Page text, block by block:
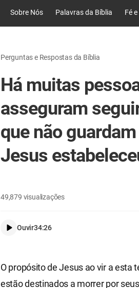
Sobre Nós Palavras da Bíblia Fé
Perguntas e Respostas da Bíblia
Há muitas
asseguram
que não
Jesus
49,879 visualizações
Ouvir34:26
O propósito de Jesus ao vir a esta
estão destinados a morrer por